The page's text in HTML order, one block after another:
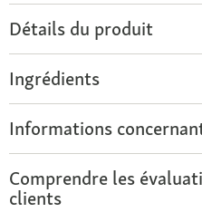
Détails du produit
Ingrédients
Informations
Comprendre les
clients